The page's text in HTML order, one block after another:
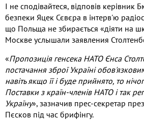
І не сподівайтеся, відповів керівник
безпеки Яцек Сєвєра в інтерв'ю
що Польща не збирається «діяти на
Москве услышали заявления
«Пропозиція генсека НАТО Єнса
постачання зброї Україні
навіть якщо її і буде прийнято, то
Поставки з країн-членів НАТО і так
Україну», зазначив прес-секретар
Пєсков під час брифінгу.